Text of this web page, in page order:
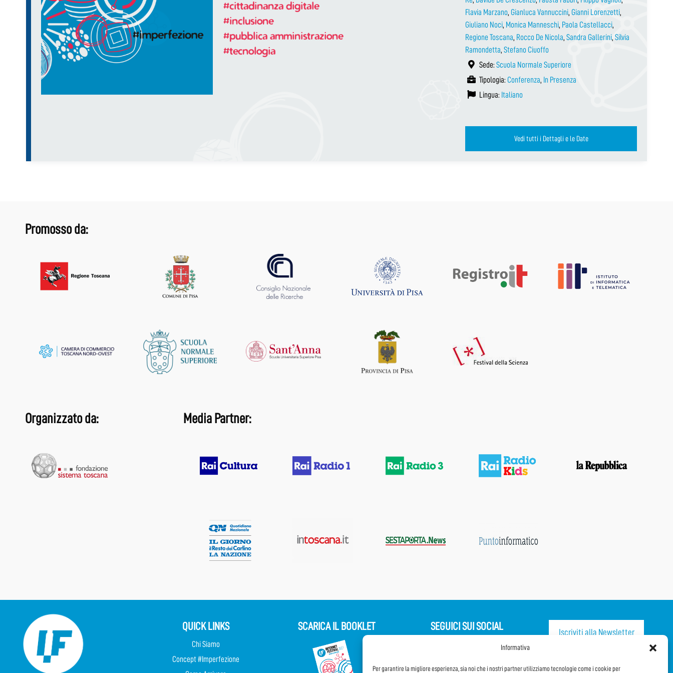
Informativa
Per garantire la migliore esperienza, sia noi che i nostri partner utilizziamo tecnologie come i cookie per
#cittadinanza digitale
#inclusione
#pubblica amministrazione
#tecnologia
Flavia Marzano, Gianluca Vannuccini, Gianni Lorenzetti,
Giuliano Noci, Monica Manneschi, Paola Castellacci,
Regione Toscana, Rocco De Nicola, Sandra Gallerini, Silvia
Ramondetta, Stefano Ciuoffo
Sede: Scuola Normale Superiore
Tipologia: Conferenza, In Presenza
Lingua: Italiano
Vedi tutti i Dettagli e le Date
Promosso da:
Organizzato da: Media Partner:
QUICK LINKS
Chi Siamo
Concept #Imperfezione
SCARICA IL BOOKLET SEGUICI SUI SOCIAL
Iscriviti alla Newsletter
CONDIVIDI QUESTA PAGINA!